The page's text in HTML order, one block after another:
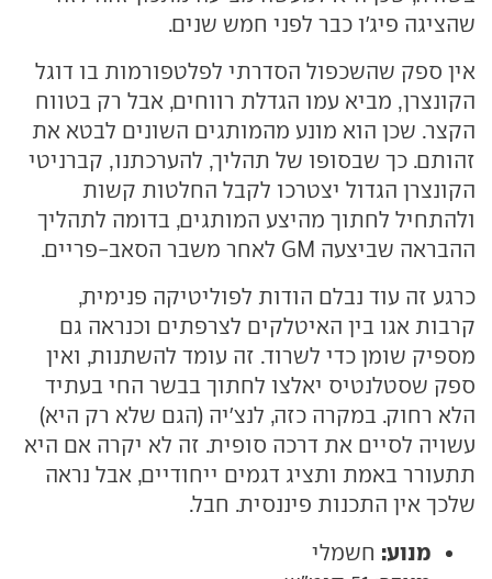
שהציגה פיג'ו כבר לפני חמש שנים.
אין ספק שהשכפול הסדרתי לפלטפורמות בו דוגל
הקונצרן, מביא עמו הגדלת רווחים, אבל רק בטווח
הקצר. שכן הוא מונע מהמותגים השונים לבטא את
זהותם. כך שבסופו של תהליך, להערכתנו, קברניטי
הקונצרן הגדול יצטרכו לקבל החלטות קשות
ולהתחיל לחתוך מהיצע המותגים, בדומה לתהליך
ההבראה שביצעה GM לאחר משבר הסאב-פריים.
כרגע זה עוד נבלם הודות לפוליטיקה פנימית,
קרבות אגו בין האיטלקים לצרפתים וכנראה גם
מספיק שומן כדי לשרוד. זה עומד להשתנות, ואין
ספק שסטלנטיס יאלצו לחתוך בבשר החי בעתיד
הלא רחוק. במקרה כזה, לנצ'יה (הגם שלא רק היא)
עשויה לסיים את דרכה סופית. זה לא יקרה אם היא
תתעורר באמת ותציג דגמים ייחודיים, אבל נראה
שלכך אין התכנות פיננסית. חבל.
מנוע: חשמלי